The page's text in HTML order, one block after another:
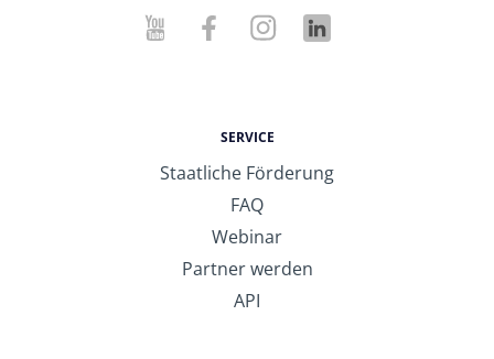
SERVICE
Staatliche Förderung
FAQ
Webinar
Partner werden
API